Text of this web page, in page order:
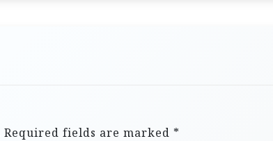
Required fields are marked *